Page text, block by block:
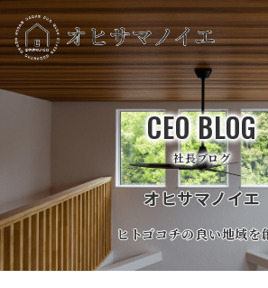
オヒサマノイエ
ヒトゴコチの良い地域を
CEO BLOG
社長ブログ